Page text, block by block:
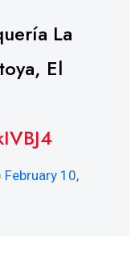
La
El
February 10,